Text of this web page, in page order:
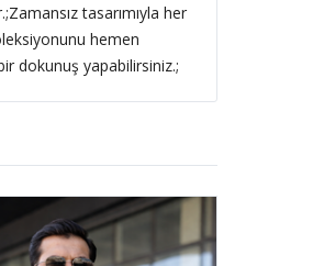
tasarımıyla her
hemen
dokunuş yapabilirsiniz.;